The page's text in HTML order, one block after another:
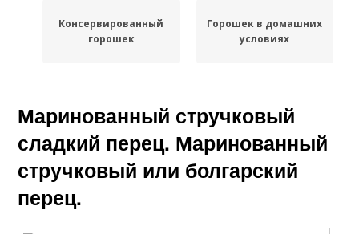
Консервированный
горошек
Горошек в домашних
условиях
Маринованный стручковый
сладкий перец. Маринованный
стручковый или болгарский
перец.